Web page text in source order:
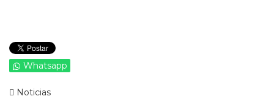
Whatsapp
Noticias